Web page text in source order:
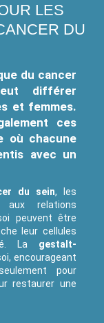
LES
DU
du cancer
différer
et femmes.
ces
où chacune
avec un
du sein, les
aux relations
peuvent être
leur cellules
La gestalt-
encourageant
pour
restaurer une